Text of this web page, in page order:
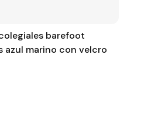
barefoot
azul marino con velcro